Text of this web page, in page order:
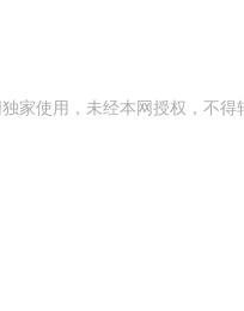
家使用，未经本网授权，不得